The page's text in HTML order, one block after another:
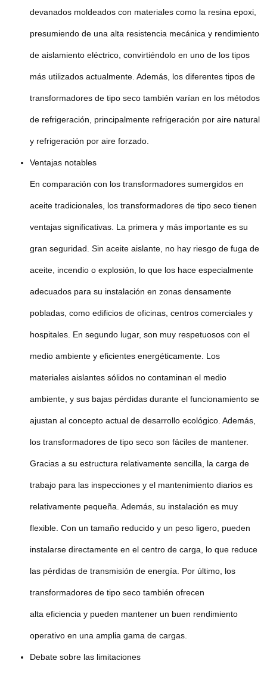
devanados moldeados con materiales como la resina epoxi,
presumiendo de una alta resistencia mecánica y rendimiento
de aislamiento eléctrico, convirtiéndolo en uno de los tipos
más utilizados actualmente. Además, los diferentes tipos de
transformadores de tipo seco también varían en los métodos
de refrigeración, principalmente refrigeración por aire natural
y refrigeración por aire forzado.
Ventajas notables
En comparación con los transformadores sumergidos en
aceite tradicionales, los transformadores de tipo seco tienen
ventajas significativas. La primera y más importante es su
gran seguridad. Sin aceite aislante, no hay riesgo de fuga de
aceite, incendio o explosión, lo que los hace especialmente
adecuados para su instalación en zonas densamente
pobladas, como edificios de oficinas, centros comerciales y
hospitales. En segundo lugar, son muy respetuosos con el
medio ambiente y eficientes energéticamente. Los
materiales aislantes sólidos no contaminan el medio
ambiente, y sus bajas pérdidas durante el funcionamiento se
ajustan al concepto actual de desarrollo ecológico. Además,
los transformadores de tipo seco son fáciles de mantener.
Gracias a su estructura relativamente sencilla, la carga de
trabajo para las inspecciones y el mantenimiento diarios es
relativamente pequeña. Además, su instalación es muy
flexible. Con un tamaño reducido y un peso ligero, pueden
instalarse directamente en el centro de carga, lo que reduce
las pérdidas de transmisión de energía. Por último, los
transformadores de tipo seco también ofrecen
alta eficiencia y pueden mantener un buen rendimiento
operativo en una amplia gama de cargas.
Debate sobre las limitaciones